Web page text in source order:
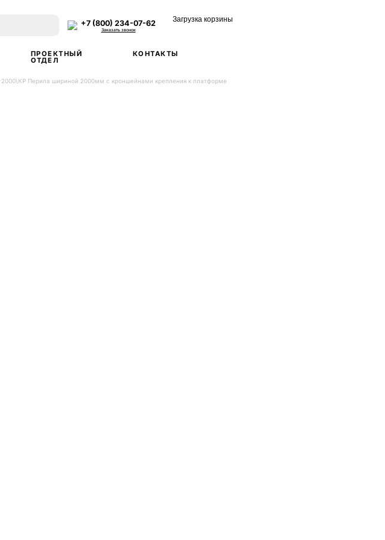
+7 (800) 234-07-62
Заказать звонок
Загрузка корзины
ПРОЕКТНЫЙ
ОТДЕЛ
КОНТАКТЫ
2000\КР Перила шириной 2000мм с кроншейнами крепления к платформе